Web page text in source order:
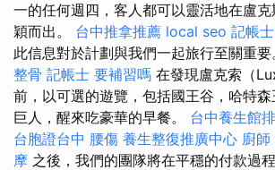
一的任何週四，客人都可以靈活地在盧
穎而出。 台中推拿推薦 local seo 記帳
此信息對於計劃與我們一起旅行至關重要
整骨 記帳士 要補習嗎 在發現盧克索（
前，以可選的遊覽，包括國王谷，哈特
巨人，醒來吃豪華的早餐。 台中養生館
台胞證台中 腰傷 養生整復推廣中心 廚師
摩 之後，我們的團隊將在平穩的付款過